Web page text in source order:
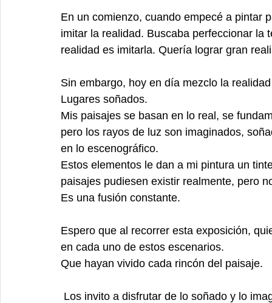
En un comienzo, cuando empecé a pintar
imitar la realidad. Buscaba perfeccionar
realidad es imitarla. Quería lograr gran
Sin embargo, hoy en día mezclo la
Lugares soñados.
Mis paisajes se basan en lo real, se
pero los rayos de luz son imaginados,
en lo escenográfico.
Estos elementos le dan a mi pintura un
paisajes pudiesen existir realmente, pero
Es una fusión constante.
Espero que al recorrer esta exposición,
en cada uno de estos escenarios.
Que hayan vivido cada rincón del paisaje.
Los invito a disfrutar de lo soñado y lo